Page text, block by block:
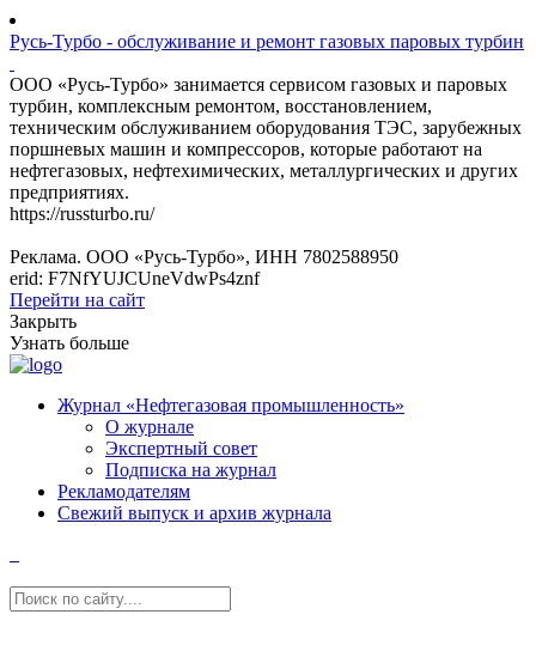
Русь-Турбо - обслуживание и ремонт газовых паровых турбин
ООО «Русь-Турбо» занимается сервисом газовых и паровых
турбин, комплексным ремонтом, восстановлением,
техническим обслуживанием оборудования ТЭС, зарубежных
поршневых машин и компрессоров, которые работают на
нефтегазовых, нефтехимических, металлургических и других
предприятиях.
https://russturbo.ru/
Реклама. ООО «Русь-Турбо», ИНН 7802588950
erid: F7NfYUJCUneVdwPs4znf
Перейти на сайт
Закрыть
Узнать больше
Журнал «Нефтегазовая промышленность»
О журнале
Экспертный совет
Подписка на журнал
Рекламодателям
Свежий выпуск и архив журнала